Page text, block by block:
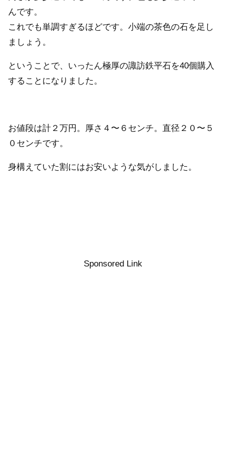
んです。
これでも単調すぎるほどです。小端の茶色の石を足し
ましょう。
ということで、いったん極厚の諏訪鉄平石を40個購入
することになりました。
お値段は計２万円。厚さ４〜６センチ。直径２０〜５
０センチです。
身構えていた割にはお安いような気がしました。
Sponsored Link